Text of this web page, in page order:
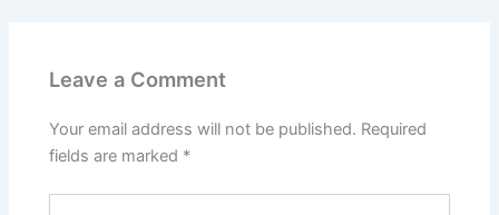
Leave a Comment
Your email address will not be published. Required
fields are marked *